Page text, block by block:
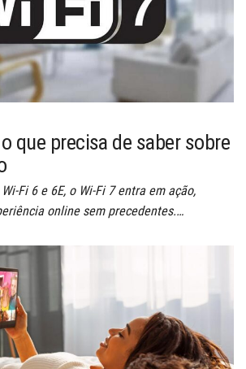
que precisa de saber sobre
Fi 6 e 6E, o Wi-Fi 7 entra em ação,
online sem precedentes.…